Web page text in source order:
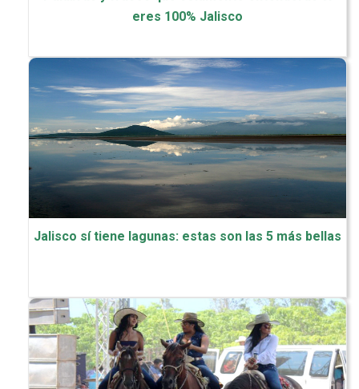
eres 100% Jalisco
Jalisco sí tiene lagunas: estas son las 5 más bellas